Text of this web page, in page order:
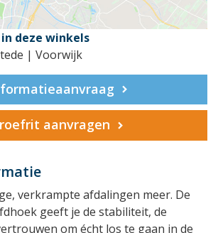
deze winkels
| Voorwijk
aanvragen
verkrampte afdalingen meer. De
geeft je de stabiliteit, de
om écht los te gaan in de